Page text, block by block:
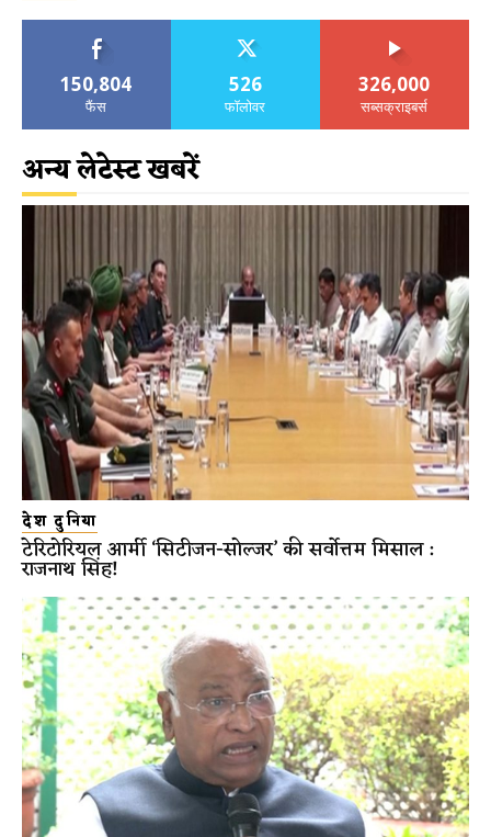
150,804
फैंस
526
फॉलोवर
326,000
सब्सक्राइबर्स
अन्य लेटेस्ट खबरें
देश दुनिया
टेरिटोरियल आर्मी ‘सिटीजन-सोल्जर’ की सर्वोत्तम मिसाल :
राजनाथ सिंह!